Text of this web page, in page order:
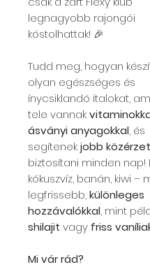
legnagyobb rajongói
kóstolhattak! 🎉
Tudd meg, hogyan
olyan egészséges és
ínycsiklandó italokat,
tele vannak
ásványi anyagokkal, és
segítenekjobb
biztosítani minden nap!
kókuszvíz, banán, kiwi –
legfrissebb,különleges
hozzávalókkal, mint
shilajit vagy friss
Mi vár rád?